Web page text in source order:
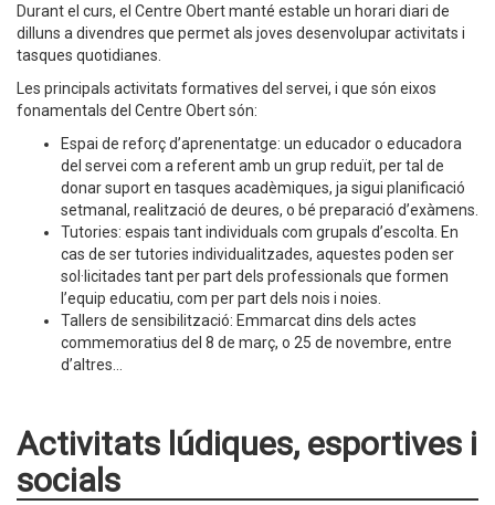
Durant el curs, el Centre Obert manté estable un horari diari de
dilluns a divendres que permet als joves desenvolupar activitats i
tasques quotidianes.
Les principals activitats formatives del servei, i que són eixos
fonamentals del Centre Obert són:
Espai de reforç d’aprenentatge: un educador o educadora
del servei com a referent amb un grup reduït, per tal de
donar suport en tasques acadèmiques, ja sigui planificació
setmanal, realització de deures, o bé preparació d’exàmens.
Tutories: espais tant individuals com grupals d’escolta. En
cas de ser tutories individualitzades, aquestes poden ser
sol·licitades tant per part dels professionals que formen
l’equip educatiu, com per part dels nois i noies.
Tallers de sensibilització: Emmarcat dins dels actes
commemoratius del 8 de març, o 25 de novembre, entre
d’altres...
Activitats lúdiques, esportives i
socials